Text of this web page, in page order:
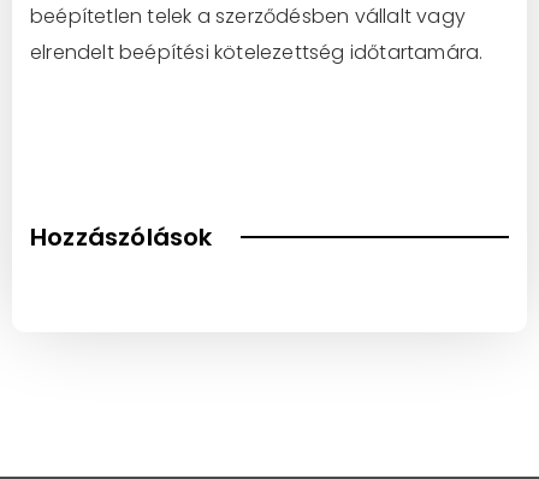
beépítetlen telek a szerződésben vállalt vagy
elrendelt beépítési kötelezettség időtartamára.
Hozzászólások